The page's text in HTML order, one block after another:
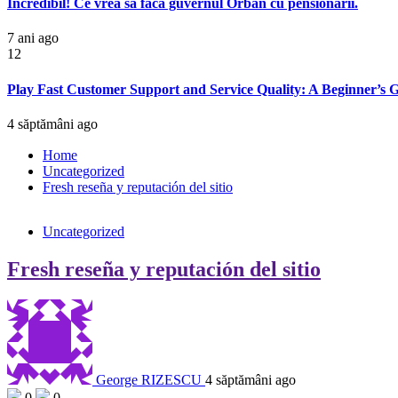
Incredibil! Ce vrea să facă guvernul Orban cu pensionarii.
7 ani ago
12
Play Fast Customer Support and Service Quality: A Beginner’s
4 săptămâni ago
Home
Uncategorized
Fresh reseña y reputación del sitio
Uncategorized
Fresh reseña y reputación del sitio
George RIZESCU 4 săptămâni ago